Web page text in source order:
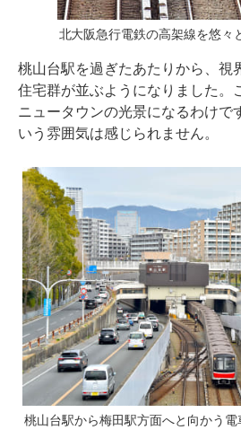
北大阪急行電鉄の高架線を悠々
桃山台駅を過ぎたあたりから、視
住宅群が並ぶようになりました。
ニュータウンの光景になるわけで
いう雰囲気は感じられません。
桃山台駅から梅田駅方面へと向かう電